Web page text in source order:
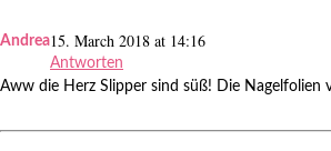
Andrea15. March 2018 at 14:16
Antworten
Aww die Herz Slipper sind süß! Die